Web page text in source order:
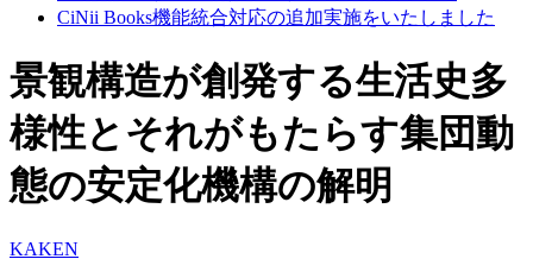
CiNii Books機能統合対応の追加実施をいたしました
景観構造が創発する生活史多
様性とそれがもたらす集団動
態の安定化機構の解明
KAKEN